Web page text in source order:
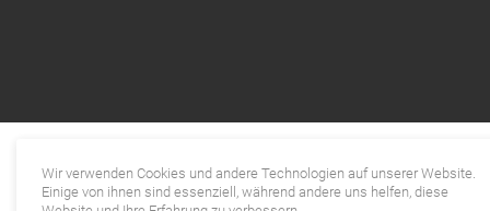
Wir verwenden Cookies und andere Technologien auf unserer Website.
Einige von ihnen sind essenziell, während andere uns helfen, diese